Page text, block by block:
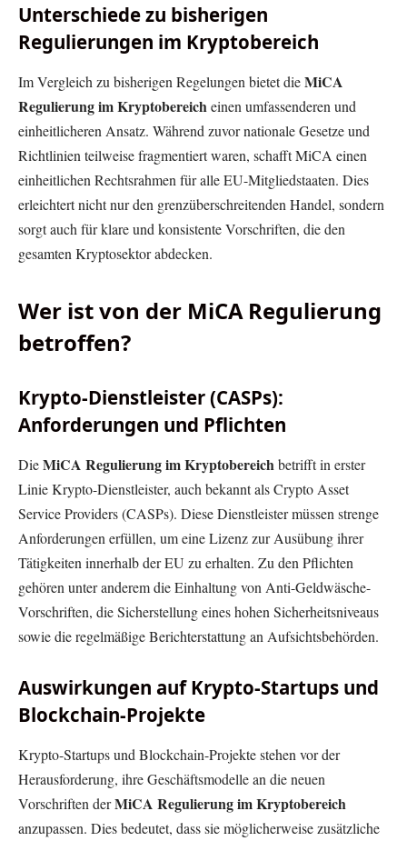
Unterschiede zu bisherigen
Regulierungen im Kryptobereich
Im Vergleich zu bisherigen Regelungen bietet dieMiCA
Regulierung im Kryptobereicheinen umfassenderen und
einheitlicheren Ansatz. Während zuvor nationale Gesetze und
Richtlinien teilweise fragmentiert waren, schafft MiCA einen
einheitlichen Rechtsrahmen für alle EU-Mitgliedstaaten. Dies
erleichtert nicht nur den grenzüberschreitenden Handel, sondern
sorgt auch für klare und konsistente Vorschriften, die den
gesamten Kryptosektor abdecken.
Wer ist von der MiCA Regulierung
betroffen?
Krypto-Dienstleister (CASPs):
Anforderungen und Pflichten
DieMiCA Regulierung im Kryptobereichbetrifft in erster
Linie Krypto-Dienstleister, auch bekannt als Crypto Asset
Service Providers (CASPs). Diese Dienstleister müssen strenge
Anforderungen erfüllen, um eine Lizenz zur Ausübung ihrer
Tätigkeiten innerhalb der EU zu erhalten. Zu den Pflichten
gehören unter anderem die Einhaltung von Anti-Geldwäsche-
Vorschriften, die Sicherstellung eines hohen Sicherheitsniveaus
sowie die regelmäßige Berichterstattung an Aufsichtsbehörden.
Auswirkungen auf Krypto-Startups und
Blockchain-Projekte
Krypto-Startups und Blockchain-Projekte stehen vor der
Herausforderung, ihre Geschäftsmodelle an die neuen
Vorschriften derMiCA Regulierung im Kryptobereich
anzupassen. Dies bedeutet, dass sie möglicherweise zusätzliche